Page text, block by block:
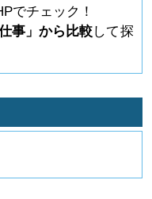
でチェック！
事」から比較して探